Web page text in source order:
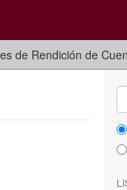
de Rendición de